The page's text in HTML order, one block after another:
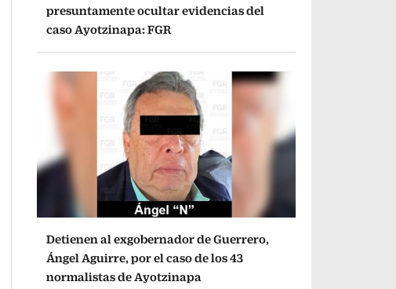
presuntamente ocultar evidencias del
caso Ayotzinapa: FGR
Detienen al exgobernador de Guerrero,
Ángel Aguirre, por el caso de los 43
normalistas de Ayotzinapa